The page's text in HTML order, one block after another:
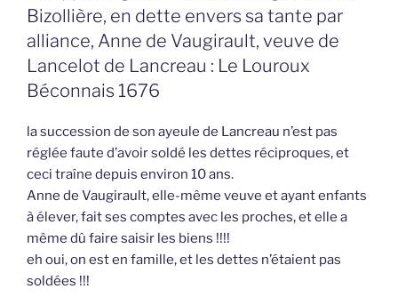
Bizollière, en dette envers sa tante par
alliance, Anne de Vaugirault, veuve de
Lancelot de Lancreau : Le Louroux
Béconnais 1676
la succession de son ayeule de Lancreau n’est pas
réglée faute d’avoir soldé les dettes réciproques, et
ceci traîne depuis environ 10 ans.
Anne de Vaugirault, elle-même veuve et ayant enfants
à élever, fait ses comptes avec les proches, et elle a
même dû faire saisir les biens !!!!
eh oui, on est en famille, et les dettes n’étaient pas
soldées !!!